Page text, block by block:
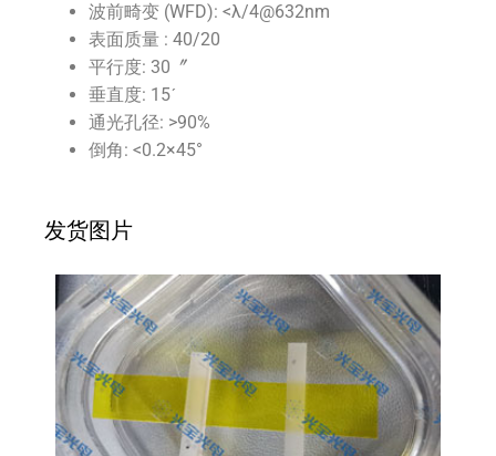
波前畸变 (WFD): <λ/4@632nm
表面质量 : 40/20
平行度: 30〞
垂直度: 15ˊ
通光孔径: >90%
倒角: <0.2×45°
发货图片